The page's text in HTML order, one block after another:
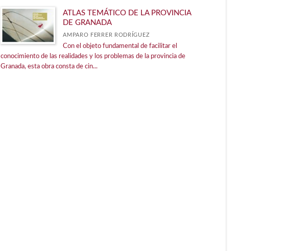
ATLAS TEMÁTICO DE LA PROVINCIA
DE GRANADA
AMPARO FERRER RODRÍGUEZ
Con el objeto fundamental de facilitar el
conocimiento de las realidades y los problemas de la provincia de
Granada, esta obra consta de cin...